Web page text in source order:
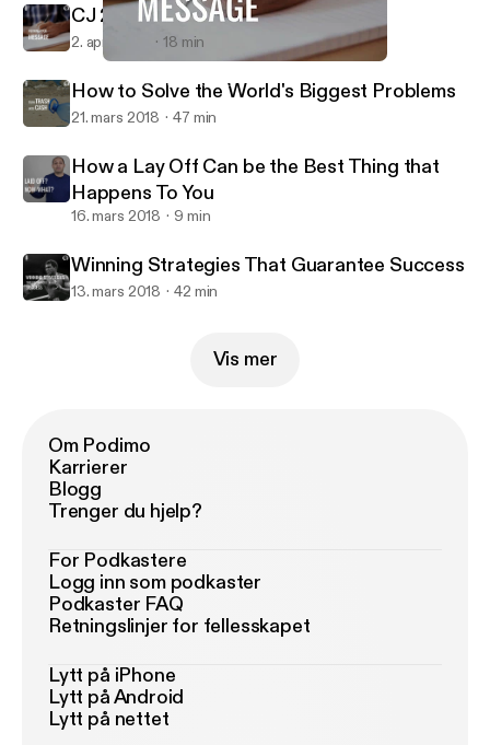
Live Beyond the Cube
CJ 29 How To Refine Your Message
2. april 2018 18 min
How to Solve the World's Biggest Problems
21. mars 2018 47 min
How a Lay Off Can be the Best Thing that
Happens To You
16. mars 2018 9 min
Winning Strategies That Guarantee Success
13. mars 2018 42 min
Vis mer
Om Podimo
Karrierer
Blogg
Trenger du hjelp?
For Podkastere
Logg inn som podkaster
Podkaster FAQ
Retningslinjer for fellesskapet
Lytt på iPhone
Lytt på Android
Lytt på nettet